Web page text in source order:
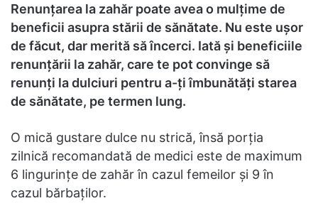
Renunțarea la zahăr poate avea o mulțime de
beneficii asupra stării de sănătate. Nu este ușor
de făcut, dar merită să încerci. Iată și beneficiile
renunțării la zahăr, care te pot convinge să
renunți la dulciuri pentru a-ți îmbunătăți starea
de sănătate, pe termen lung.
O mică gustare dulce nu strică, însă porția
zilnică recomandată de medici este de maximum
6 lingurințe de zahăr în cazul femeilor și 9 în
cazul bărbaților.